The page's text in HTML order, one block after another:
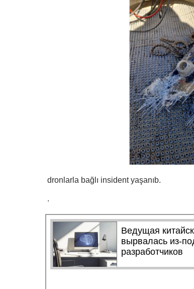
dronlarla bağlı insident yaşanıb.
.